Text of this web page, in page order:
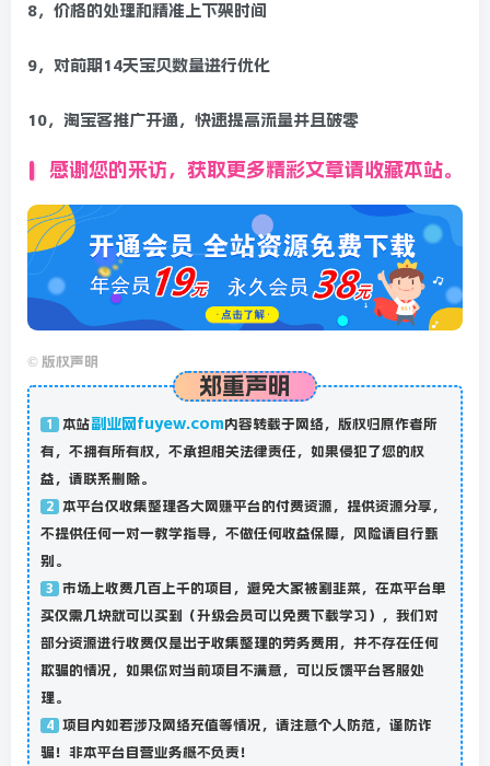
8，价格的处理和精准上下架时间
9，对前期14天宝贝数量进行优化
10，淘宝客推广开通，快速提高流量并且破零
感谢您的来访，获取更多精彩文章请收藏本站。
© 版权声明
郑重声明
1 本站副业网fuyew.com内容转载于网络，版权归原作者所
有，不拥有所有权，不承担相关法律责任，如果侵犯了您的权
益，请联系删除。
2 本平台仅收集整理各大网赚平台的付费资源，提供资源分享，
不提供任何一对一教学指导，不做任何收益保障，风险请自行甄
别。
3 市场上收费几百上千的项目，避免大家被割韭菜，在本平台单
买仅需几块就可以买到（升级会员可以免费下载学习），我们对
部分资源进行收费仅是出于收集整理的劳务费用，并不存在任何
欺骗的情况，如果你对当前项目不满意，可以反馈平台客服处
理。
4 项目内如若涉及网络充值等情况，请注意个人防范，谨防诈
骗！非本平台自营业务概不负责！